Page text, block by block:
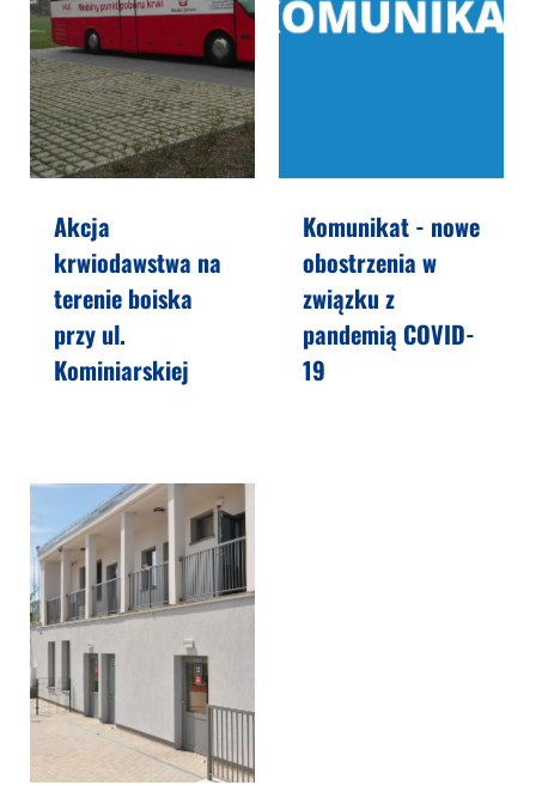
Akcja
krwiodawstwa na
terenie boiska
przy ul.
Kominiarskiej
Komunikat - nowe
obostrzenia w
związku z
pandemią COVID-
19